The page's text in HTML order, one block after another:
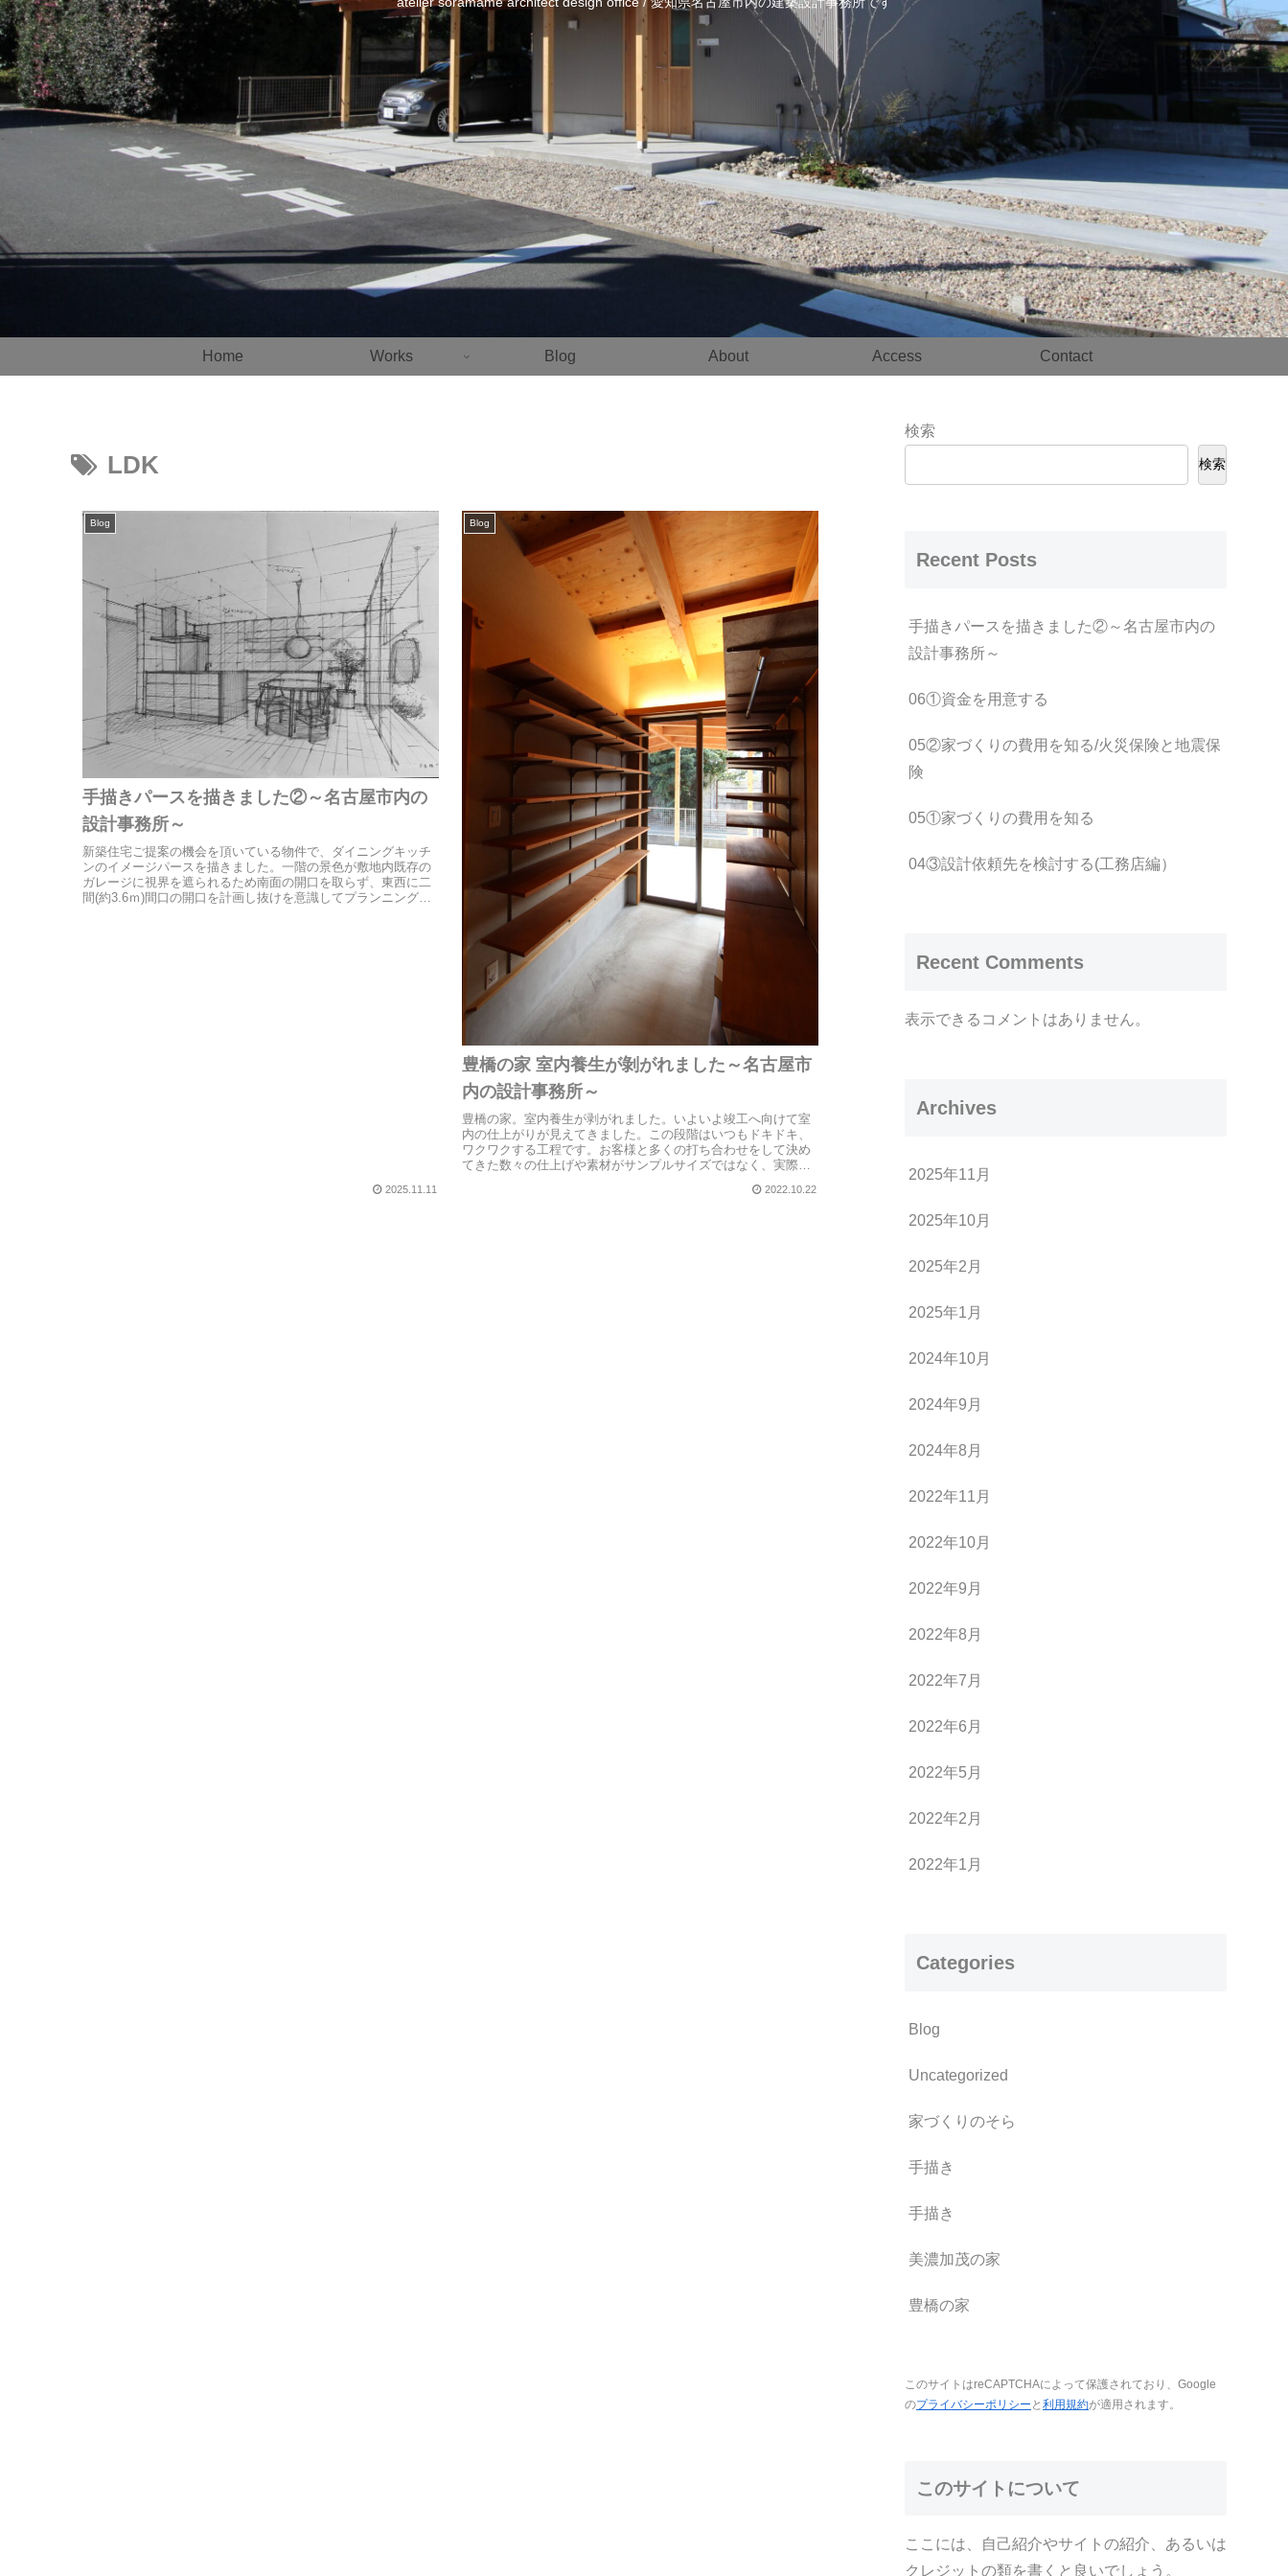
Home Works Blog About Access Contact
LDK
Blog
手描きパースを描きました②～名古屋市内の
設計事務所～
新築住宅ご提案の機会を頂いている物件で、ダイニングキッチ
ンのイメージパースを描きました。一階の景色が敷地内既存の
ガレージに視界を遮られるため南面の開口を取らず、東西に二
間(約3.6ｍ)間口の開口を計画し抜けを意識してプランニングし
2025.11.11
Blog
豊橋の家 室内養生が剝がれました～名古屋市
内の設計事務所～
豊橋の家。室内養生が剥がれました。いよいよ竣工へ向けて室
内の仕上がりが見えてきました。この段階はいつもドキドキ、
ワクワクする工程です。お客様と多くの打ち合わせをして決め
てきた数々の仕上げや素材がサンプルサイズではなく、実際の
2022.10.22
検索
検索
Recent Posts
手描きパースを描きました②～名古屋市内の
設計事務所～
06①資金を用意する
05②家づくりの費用を知る/火災保険と地震保
険
05①家づくりの費用を知る
04③設計依頼先を検討する(工務店編）
Recent Comments
表示できるコメントはありません。
Archives
2025年11月
2025年10月
2025年2月
2025年1月
2024年10月
2024年9月
2024年8月
2022年11月
2022年10月
2022年9月
2022年8月
2022年7月
2022年6月
2022年5月
2022年2月
2022年1月
Categories
Blog
Uncategorized
家づくりのそら
手描き
手描き
美濃加茂の家
豊橋の家
このサイトはreCAPTCHAによって保護されており、Google
のプライバシーポリシー と 利用規約が適用されます。
このサイトについて
ここには、自己紹介やサイトの紹介、あるいは
クレジットの類を書くと良いでしょう。